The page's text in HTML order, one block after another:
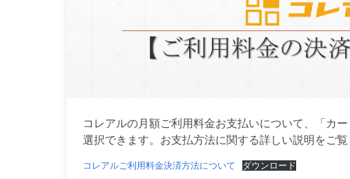
コレアルの月額ご利用料金お支払いについて、「カ
選択できます。お支払方法に関する詳しい説明をご覧
コレアルご利用料金決済方法について ダウンロード